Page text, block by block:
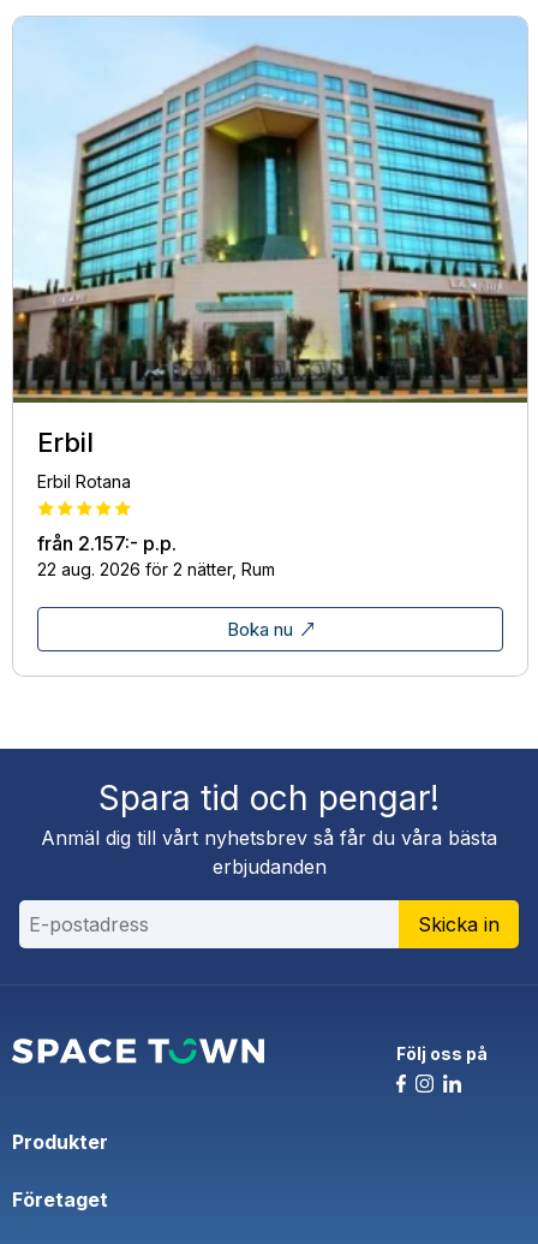
Erbil
Erbil Rotana
från 2.157:- p.p.
22 aug. 2026 för 2 nätter, Rum
Boka nu
Spara tid och pengar!
Anmäl dig till vårt nyhetsbrev så får du våra bästa
erbjudanden
Skicka in
Följ oss på
Produkter
Företaget